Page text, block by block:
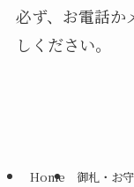
必ず、お電話か
しください。
Home 御札・お